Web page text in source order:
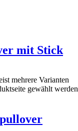
mit Stick
mehrere Varianten
gewählt werden